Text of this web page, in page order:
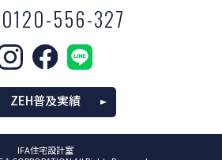
0120-556-327
ZEH普及実績
IFA住宅設計室